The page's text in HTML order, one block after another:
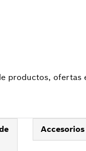
productos, ofertas
Accesorios